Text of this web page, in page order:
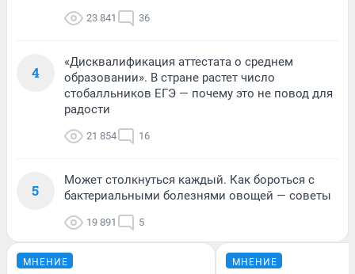
23 841 36
4
«Дисквалификация аттестата о среднем
образовании». В стране растет число
стобалльников ЕГЭ — почему это не повод для
радости
21 854 16
5
Может столкнуться каждый. Как бороться с
бактериальными болезнями овощей — советы
19 891 5
МНЕНИЕ МНЕНИЕ